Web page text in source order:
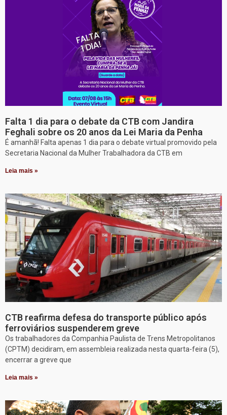
Falta 1 dia para o debate da CTB com Jandira
Feghali sobre os 20 anos da Lei Maria da Penha
É amanhã! Falta apenas 1 dia para o debate virtual promovido pela
Secretaria Nacional da Mulher Trabalhadora da CTB em
Leia mais »
CTB reafirma defesa do transporte público após
ferroviários suspenderem greve
Os trabalhadores da Companhia Paulista de Trens Metropolitanos
(CPTM) decidiram, em assembleia realizada nesta quarta-feira (5),
encerrar a greve que
Leia mais »